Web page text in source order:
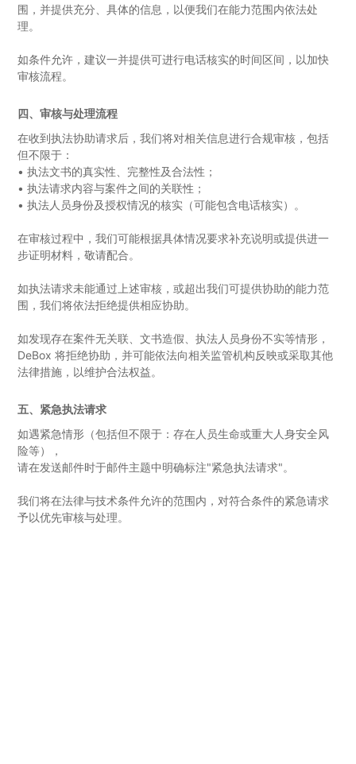
围，并提供充分、具体的信息，以便我们在能力范围内依法处
理。
如条件允许，建议一并提供可进行电话核实的时间区间，以加快
审核流程。
四、审核与处理流程
在收到执法协助请求后，我们将对相关信息进行合规审核，包括
但不限于：
•执法文书的真实性、完整性及合法性；
•执法请求内容与案件之间的关联性；
• 执法人员身份及授权情况的核实（可能包含电话核实）。
在审核过程中，我们可能根据具体情况要求补充说明或提供进一
步证明材料，敬请配合。
如执法请求未能通过上述审核，或超出我们可提供协助的能力范
围，我们将依法拒绝提供相应协助。
如发现存在案件无关联、文书造假、执法人员身份不实等情形，
DeBox 将拒绝协助，并可能依法向相关监管机构反映或采取其他
法律措施，以维护合法权益。
五、紧急执法请求
如遇紧急情形（包括但不限于：存在人员生命或重大人身安全风
险等），
请在发送邮件时于邮件主题中明确标注"紧急执法请求"。
我们将在法律与技术条件允许的范围内，对符合条件的紧急请求
予以优先审核与处理。